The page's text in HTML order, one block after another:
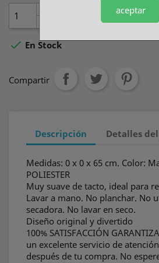
AÑADIR AL
 En Stock
Compartir
Descripción Detalles
Medidas: 0 x 0 x 65 cm. Color:
POLIESTER
Muy suave de tacto, ideal para
Lavar a mano. No planchar. No
secadora. No lavar en seco.
Diseño original y divertido
100% SATISFACCIÓN
un excelente servicio de
después de tu compra. No
aceptar